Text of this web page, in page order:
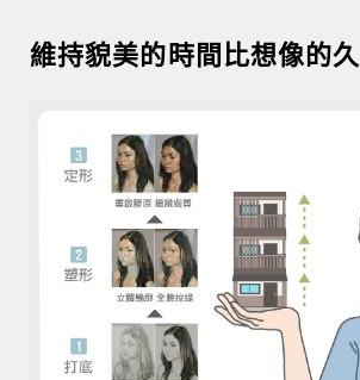
維持貌美的時間比想像的久